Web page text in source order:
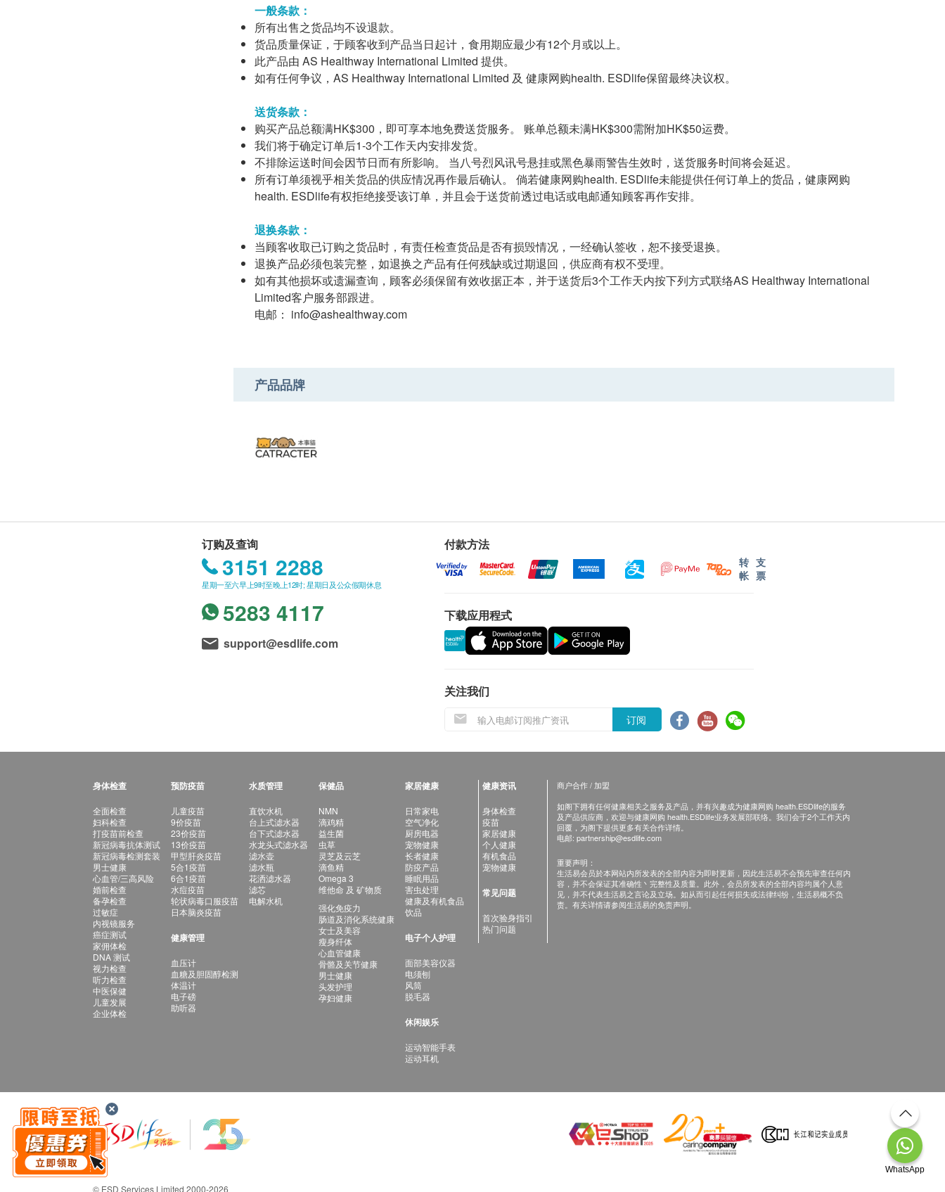
一般条款：
所有出售之货品均不设退款。
货品质量保证，于顾客收到产品当日起计，食用期应最少有12个月或以上。
此产品由 AS Healthway International Limited 提供。
如有任何争议，AS Healthway International Limited 及 健康网购health. ESDlife保留最终决议权。
送货条款：
购买产品总额满HK$300，即可享本地免费送货服务。 账单总额未满HK$300需附加HK$50运费。
我们将于确定订单后1-3个工作天内安排发货。
不排除运送时间会因节日而有所影响。 当八号烈风讯号悬挂或黑色暴雨警告生效时，送货服务时间将会延迟。
所有订单须视乎相关货品的供应情况再作最后确认。 倘若健康网购health. ESDlife未能提供任何订单上的货品，健康网购
health. ESDlife有权拒绝接受该订单，并且会于送货前透过电话或电邮通知顾客再作安排。
退换条款：
当顾客收取已订购之货品时，有责任检查货品是否有损毁情况，一经确认签收，恕不接受退换。
退换产品必须包装完整，如退换之产品有任何残缺或过期退回，供应商有权不受理。
如有其他损坏或遗漏查询，顾客必须保留有效收据正本，并于送货后3个工作天内按下列方式联络AS Healthway International
Limited客户服务部跟进。
电邮： info@ashealthway.com
产品品牌
订购及查询
3151 2288
星期一至六早上9时至晚上12时; 星期日及公众假期休息
5283 4117
support@esdlife.com
付款方法
转
帐
支
票
下载应用程式
关注我们
订阅
身体检查
全面检查
妇科检查
打疫苗前检查
新冠病毒抗体测试
新冠病毒检测套装
男士健康
心血管/三高风险
婚前检查
备孕检查
过敏症
内视镜服务
癌症测试
家佣体检
DNA 测试
视力检查
听力检查
中医保健
儿童发展
企业体检
预防疫苗
儿童疫苗
9价疫苗
23价疫苗
13价疫苗
甲型肝炎疫苗
5合1疫苗
6合1疫苗
水痘疫苗
轮状病毒口服疫苗
日本脑炎疫苗
健康管理
血压计
血糖及胆固醇检测
体温计
电子磅
助听器
水质管理
直饮水机
台上式滤水器
台下式滤水器
水龙头式滤水器
滤水壶
滤水瓶
花洒滤水器
滤芯
电解水机
保健品
NMN
滴鸡精
益生菌
虫草
灵芝及云芝
滴鱼精
Omega 3
维他命 及 矿物质
强化免疫力
肠道及消化系统健康
女士及美容
瘦身纤体
心血管健康
骨骼及关节健康
男士健康
头发护理
孕妇健康
家居健康
日常家电
空气净化
厨房电器
宠物健康
长者健康
防疫产品
睡眠用品
害虫处理
健康及有机食品
饮品
电子个人护理
面部美容仪器
电须刨
风筒
脱毛器
休闲娱乐
运动智能手表
运动耳机
健康资讯
身体检查
疫苗
家居健康
个人健康
有机食品
宠物健康
常见问题
首次验身指引
热门问题
商户合作 / 加盟
如阁下拥有任何健康相关之服务及产品，并有兴趣成为健康网购 health.ESDlife的服务
及产品供应商，欢迎与健康网购 health.ESDlife业务发展部联络。我们会于2个工作天内
回覆，为阁下提供更多有关合作详情。
电邮: partnership@esdlife.com
重要声明：
生活易会员於本网站内所发表的全部内容为即时更新，因此生活易不会预先审查任何内
容，并不会保证其准确性丶完整性及质量。此外，会员所发表的全部内容均属个人意
见，并不代表生活易之言论及立场。如从而引起任何损失或法律纠纷，生活易概不负
责。有关详情请参阅生活易的免责声明。
© ESD Services Limited 2000-2026
WhatsApp